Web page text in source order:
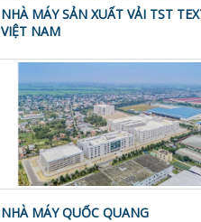
NHÀ MÁY SẢN XUẤT VẢI TST
VIỆT NAM
NHÀ MÁY QUỐC QUANG